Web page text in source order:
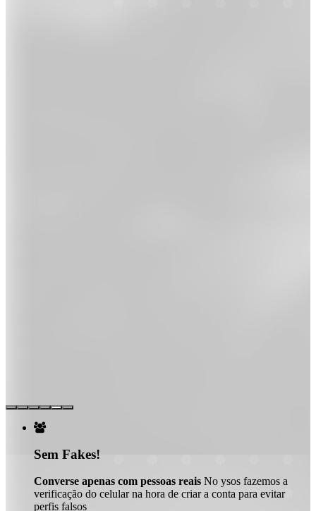

Sem Fakes!
Converse apenas com pessoas reais No ysos fazemos a
verificação do celular na hora de criar a conta para evitar
perfis falsos